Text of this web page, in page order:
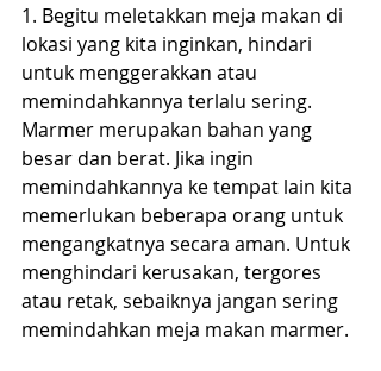
1. Begitu meletakkan meja makan di
lokasi yang kita inginkan, hindari
untuk menggerakkan atau
memindahkannya terlalu sering.
Marmer merupakan bahan yang
besar dan berat. Jika ingin
memindahkannya ke tempat lain kita
memerlukan beberapa orang untuk
mengangkatnya secara aman. Untuk
menghindari kerusakan, tergores
atau retak, sebaiknya jangan sering
memindahkan meja makan marmer.